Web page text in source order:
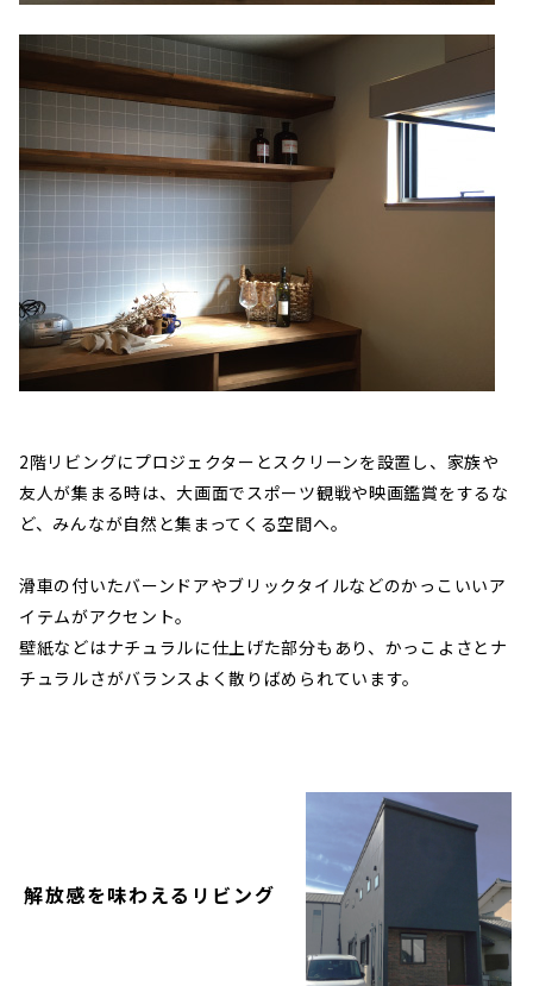
2階リビングにプロジェクターとスクリーンを設置し、家族や
友人が集まる時は、大画面でスポーツ観戦や映画鑑賞をするな
ど、みんなが自然と集まってくる空間へ。
滑車の付いたバーンドアやブリックタイルなどのかっこいいア
イテムがアクセント。
壁紙などはナチュラルに仕上げた部分もあり、かっこよさとナ
チュラルさがバランスよく散りばめられています。
解放感を味わえるリビング